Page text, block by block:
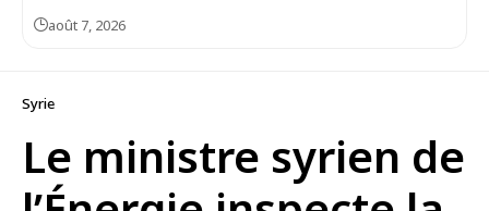
août 7, 2026
Syrie
Le ministre syrien de